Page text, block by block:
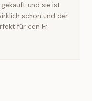
gekauft und sie ist
schön und der
für den Fr